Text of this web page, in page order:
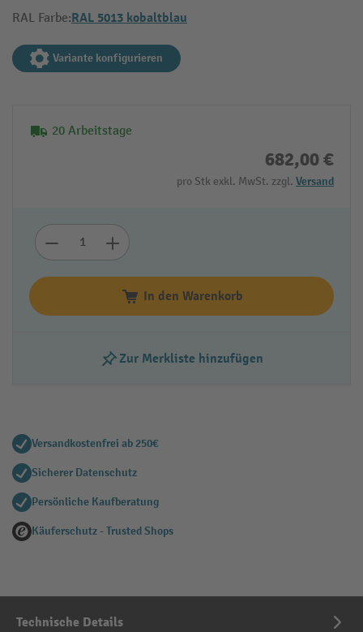
RAL Farbe:RAL 5013 kobaltblau
Variante konfigurieren
20 Arbeitstage
682,00 €
pro Stk exkl. MwSt. zzgl. Versand
In den Warenkorb
Zur Merkliste hinzufügen
Versandkostenfrei ab 250€
Sicherer Datenschutz
Persönliche Kaufberatung
Käuferschutz - Trusted Shops
Technische Details